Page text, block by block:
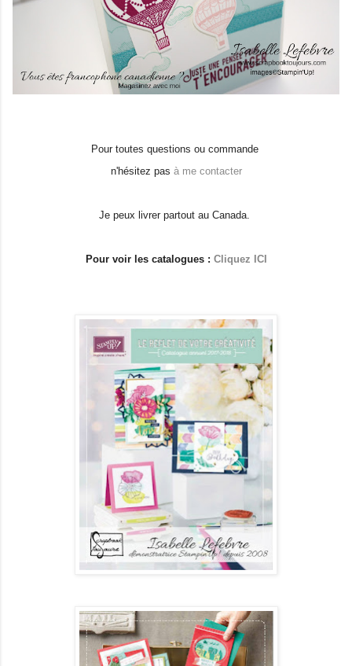
Pour toutes questions ou commande
n'hésitez pas à me contacter
Je peux livrer partout au Canada.
Pour voir les catalogues : Cliquez ICI